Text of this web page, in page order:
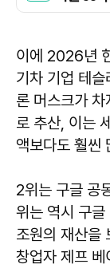
이에 2026년
기차 기업 테
론 머스크가
로 추산, 이는
액보다도 훨씬
2위는 구글 공
위는 역시 구
조원의 재산을
창업자 제프